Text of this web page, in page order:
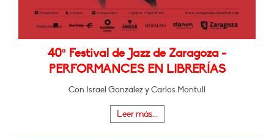
40º Festival de Jazz de Zaragoza -
PERFORMANCES EN LIBRERÍAS
Con Israel González y Carlos Montull
Leer más...